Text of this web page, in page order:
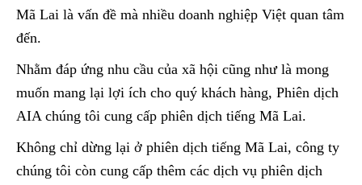
Mã Lai là vấn đề mà nhiều doanh nghiệp Việt quan tâm
đến.
Nhằm đáp ứng nhu cầu của xã hội cũng như là mong
muốn mang lại lợi ích cho quý khách hàng, Phiên dịch
AIA chúng tôi cung cấp phiên dịch tiếng Mã Lai.
Không chỉ dừng lại ở phiên dịch tiếng Mã Lai, công ty
chúng tôi còn cung cấp thêm các dịch vụ phiên dịch